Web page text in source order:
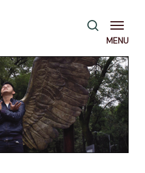
pesquisa
Menu